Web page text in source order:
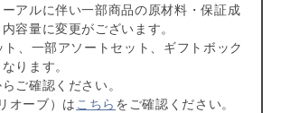
アルに伴い一部商品の原材料・保証成
容量に変更がございます。
ト、一部アソートセット、ギフトボック
ります。
ご確認ください。
オーブ）はこちら をご確認ください。